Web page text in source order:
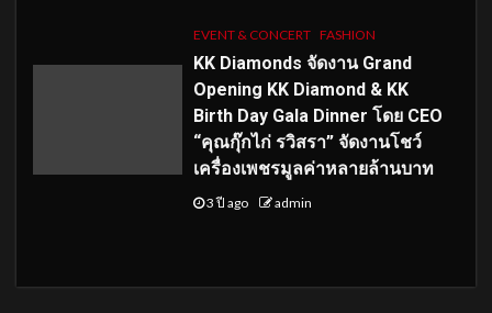
EVENT & CONCERT FASHION
KK Diamonds จัดงาน Grand
Opening KK Diamond & KK
Birth Day Gala Dinner โดย CEO
“คุณกุ๊กไก่ รวิสรา” จัดงานโชว์
เครื่องเพชรมูลค่าหลายล้านบาท
3 ปี ago admin